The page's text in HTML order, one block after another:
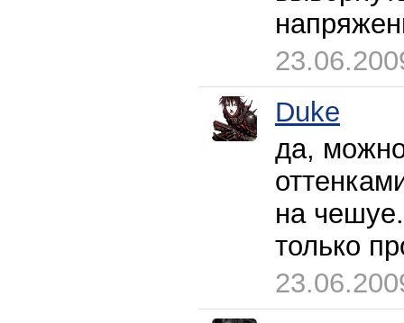
Duke
да,
на
только